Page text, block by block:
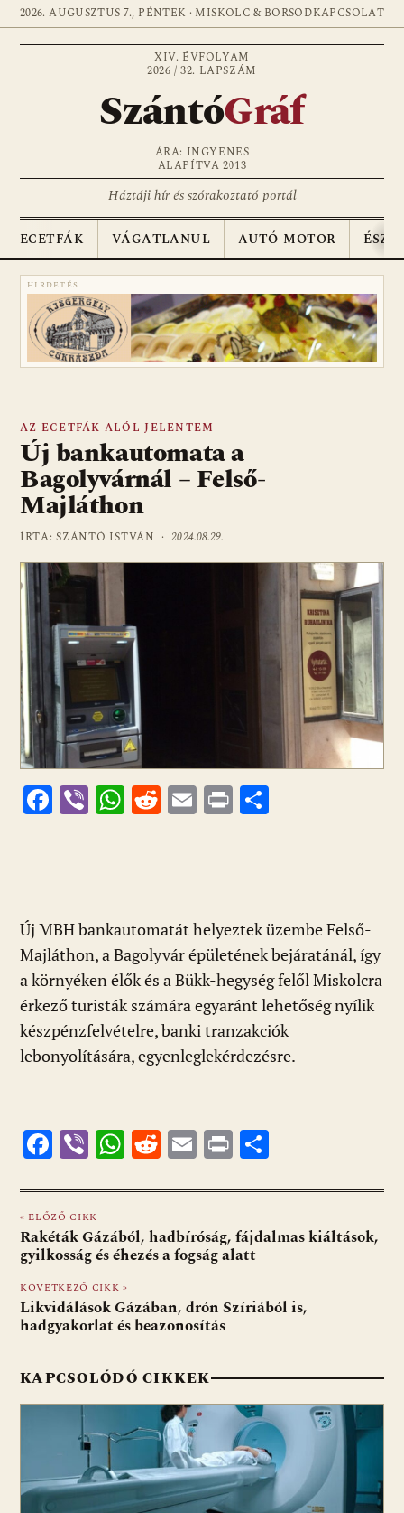
2026. AUGUSZTUS 7., PÉNTEK · MISKOLC & BORSODKAPCSOLAT
XIV. ÉVFOLYAM
2026 / 32. LAPSZÁM
SzántóGráf
ÁRA: INGYENES
ALAPÍTVA 2013
Háztáji hír és szórakoztató portál
ECETFÁK VÁGATLANUL AUTÓ-MOTOR
HIRDETÉS
AZ ECETFÁK ALÓL JELENTEM
Új bankautomata a
Bagolyvárnál – Felső-
Majláthon
ÍRTA: SZÁNTÓ ISTVÁN ·2024.08.29.
F
o
o
k
Vi W
A
p
p
R
t
E Pr
e
g
Új MBH bankautomatát helyeztek üzembe Felső-
Majláthon, a Bagolyvár épületének bejáratánál, így
a környéken élők és a Bükk-hegység felől Miskolcra
érkező turisták számára egyaránt lehetőség nyílik
készpénzfelvételre, banki tranzakciók
lebonyolítására, egyenleglekérdezésre.
F
e
b
o
o
k
Vi
er
W
at
s
A
p
p
R
d
di
t
E
ai
l
Pr
t za
m
« ELŐZŐ CIKK
Rakéták Gázából, hadbíróság, fájdalmas kiáltások,
gyilkosság és éhezés a fogság alatt
KÖVETKEZŐ CIKK »
Likvidálások Gázában, drón Szíriából is,
hadgyakorlat és beazonosítás
KAPCSOLÓDÓ CIKKEK